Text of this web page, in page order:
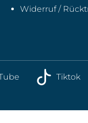
Widerruf /
Tiktok